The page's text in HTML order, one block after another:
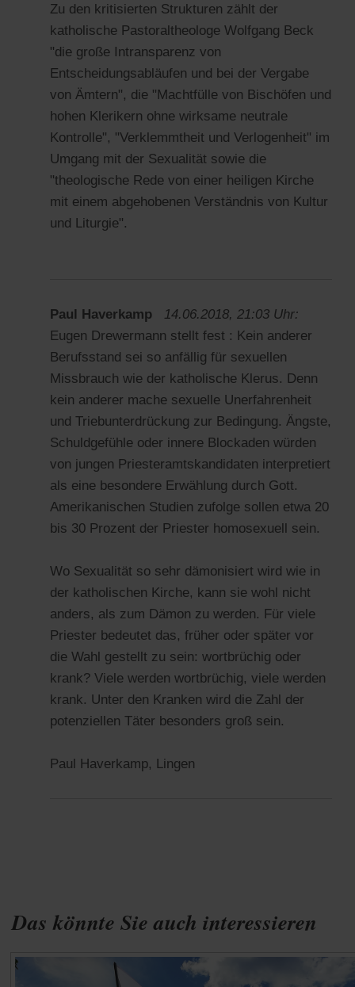
Das könnte Sie auch interessieren
Zu den kritisierten Strukturen zählt der
katholische Pastoraltheologe Wolfgang Beck
"die große Intransparenz von
Entscheidungsabläufen und bei der Vergabe
von Ämtern", die "Machtfülle von Bischöfen und
hohen Klerikern ohne wirksame neutrale
Kontrolle", "Verklemmtheit und Verlogenheit" im
Umgang mit der Sexualität sowie die
"theologische Rede von einer heiligen Kirche
mit einem abgehobenen Verständnis von Kultur
und Liturgie".
Paul Haverkamp
14.06.2018, 21:03 Uhr:
Eugen Drewermann stellt fest : Kein anderer
Berufsstand sei so anfällig für sexuellen
Missbrauch wie der katholische Klerus. Denn
kein anderer mache sexuelle Unerfahrenheit
und Triebunterdrückung zur Bedingung. Ängste,
Schuldgefühle oder innere Blockaden würden
von jungen Priesteramtskandidaten interpretiert
als eine besondere Erwählung durch Gott.
Amerikanischen Studien zufolge sollen etwa 20
bis 30 Prozent der Priester homosexuell sein.
Wo Sexualität so sehr dämonisiert wird wie in
der katholischen Kirche, kann sie wohl nicht
anders, als zum Dämon zu werden. Für viele
Priester bedeutet das, früher oder später vor
die Wahl gestellt zu sein: wortbrüchig oder
krank? Viele werden wortbrüchig, viele werden
krank. Unter den Kranken wird die Zahl der
potenziellen Täter besonders groß sein.
Paul Haverkamp, Lingen